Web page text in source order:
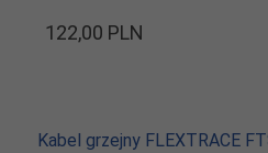
122,00 PLN
Kabel grzejny FLEXTRACE